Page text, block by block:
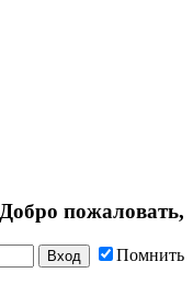
Добро пожаловать,
Помнить